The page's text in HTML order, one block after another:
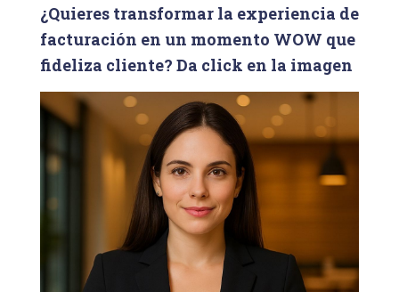
r
:
¿Quieres transformar la experiencia de
facturación en un momento WOW que
fideliza cliente? Da click en la imagen